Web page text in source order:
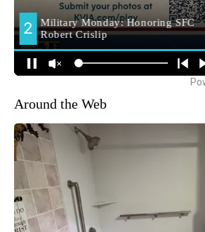
Around the Web